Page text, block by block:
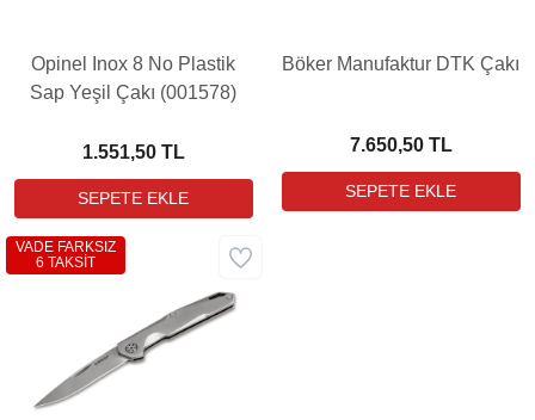
Opinel Inox 8 No Plastik
Sap Yeşil Çakı (001578)
1.551,50 TL
Böker Manufaktur DTK Çakı
7.650,50 TL
VADE FARKSIZ
6 TAKSİT